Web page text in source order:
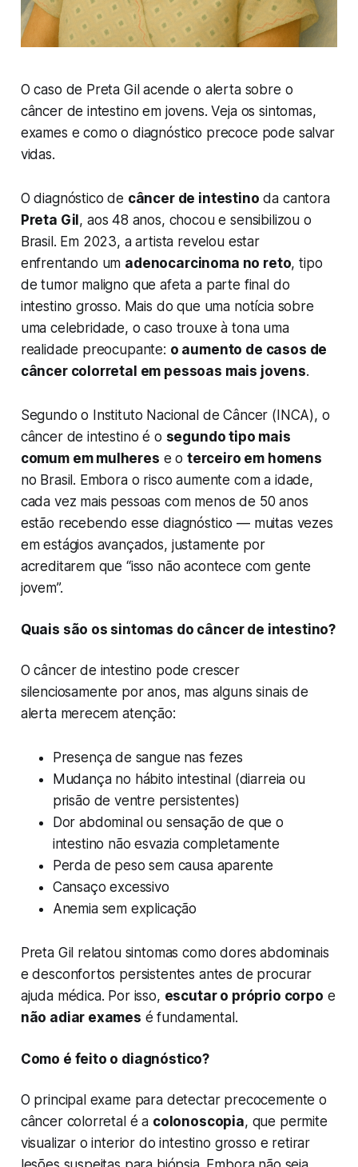
O caso de Preta Gil acende o alerta sobre o
câncer de intestino em jovens. Veja os sintomas,
exames e como o diagnóstico precoce pode salvar
vidas.
O diagnóstico de câncer de intestino da cantora
Preta Gil , aos 48 anos, chocou e sensibilizou o
Brasil. Em 2023, a artista revelou estar
enfrentando um adenocarcinoma no reto, tipo
de tumor maligno que afeta a parte final do
intestino grosso. Mais do que uma notícia sobre
uma celebridade, o caso trouxe à tona uma
realidade preocupante: o aumento de casos de
câncer colorretal em pessoas mais jovens.
Segundo o Instituto Nacional de Câncer (INCA), o
câncer de intestino é o segundo tipo mais
comum em mulheres e o terceiro em homens
no Brasil. Embora o risco aumente com a idade,
cada vez mais pessoas com menos de 50 anos
estão recebendo esse diagnóstico — muitas vezes
em estágios avançados, justamente por
acreditarem que “isso não acontece com gente
jovem”.
Quais são os sintomas do câncer de intestino?
O câncer de intestino pode crescer
silenciosamente por anos, mas alguns sinais de
alerta merecem atenção:
Presença de sangue nas fezes
Mudança no hábito intestinal (diarreia ou
prisão de ventre persistentes)
Dor abdominal ou sensação de que o
intestino não esvazia completamente
Perda de peso sem causa aparente
Cansaço excessivo
Anemia sem explicação
Preta Gil relatou sintomas como dores abdominais
e desconfortos persistentes antes de procurar
ajuda médica. Por isso, escutar o próprio corpo e
não adiar exames é fundamental.
Como é feito o diagnóstico?
O principal exame para detectar precocemente o
câncer colorretal é a colonoscopia, que permite
visualizar o interior do intestino grosso e retirar